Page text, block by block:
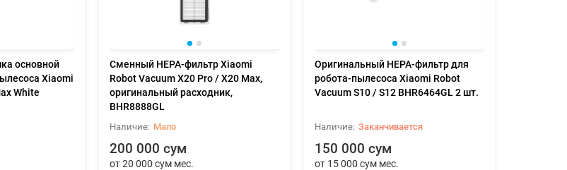
основной
Xiaomi
White
Сменный HEPA-фильтр Xiaomi
Robot Vacuum X20 Pro / X20 Max,
оригинальный расходник,
BHR8888GL
Мало
200 000 сум
от 20 000 сум мес.
Оригинальный HEPA-фильтр для
робота-пылесоса Xiaomi Robot
Vacuum S10 / S12 BHR6464GL 2 шт.
Заканчивается
150 000 сум
от 15 000 сум мес.